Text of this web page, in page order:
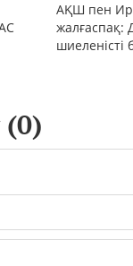
АҚШ пен
жалғаспақ:
шиеленісті
(0)